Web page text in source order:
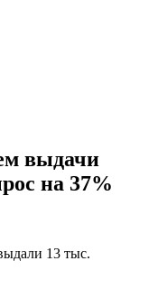
выдачи
на 37%
13 тыс.